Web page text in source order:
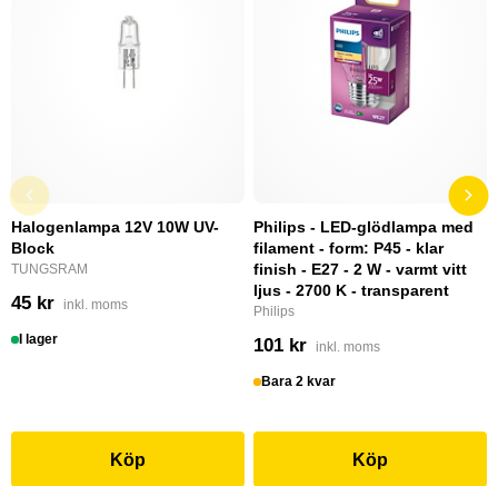
Halogenlampa 12V 10W UV-
Block
TUNGSRAM
45 kr inkl. moms
I lager
Köp
Philips - LED-glödlampa med
filament - form: P45 - klar
finish - E27 - 2 W - varmt vitt
ljus - 2700 K - transparent
Philips
101 kr inkl. moms
Bara 2 kvar
Köp